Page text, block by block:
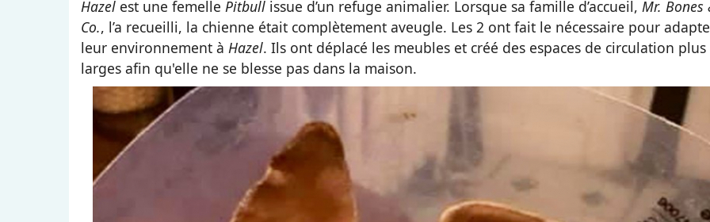
Hazel est une femelle Pitbull issue d’un refuge animalier. Lorsque sa famille d’accueil, Mr. Bones
Co., l’a recueilli, la chienne était complètement aveugle. Les 2 ont fait le nécessaire pour
leur environnement à Hazel. Ils ont déplacé les meubles et créé des espaces de circulation plus
larges afin qu'elle ne se blesse pas dans la maison.